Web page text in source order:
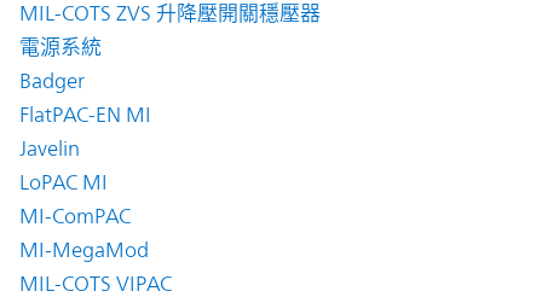
MIL-COTS ZVS 升降壓開關穩壓器
電源系統
Badger
FlatPAC-EN MI
Javelin
LoPAC MI
MI-ComPAC
MI-MegaMod
MIL-COTS VIPAC